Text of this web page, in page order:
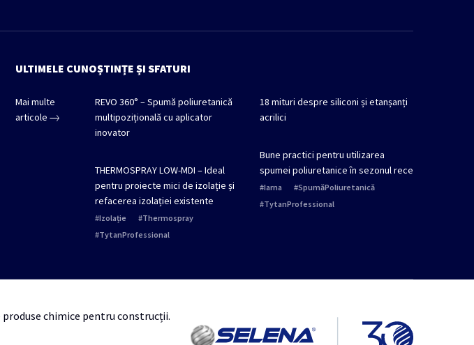
ULTIMELE CUNOȘTINȚE ȘI SFATURI
Mai multe
articole
REVO 360° – Spumă poliuretanică
multipozițională cu aplicator
inovator
THERMOSPRAY LOW-MDI – Ideal
pentru proiecte mici de izolație și
refacerea izolației existente
Izolație
Thermospray
TytanProfessional
18 mituri despre siliconi și etanșanți
acrilici
Bune practici pentru utilizarea
spumei poliuretanice în sezonul rece
Iarna
SpumăPoliuretanică
TytanProfessional
chimice pentru construcții.